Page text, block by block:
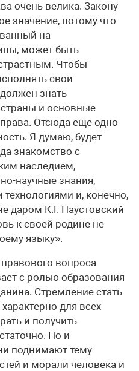
очень велика. Закону
значение, потому что
на
может быть
Чтобы
свои
знать
страны и основные
Отсюда еще одно
Я думаю, будет
знакомство с
наследием,
научные знания,
и, конечно,
даром К.Г. Паустовский
к своей родине не
языку».
вопроса
с ролью образования
Стремление стать
для всех
и получить
Но и
поднимают тему
и морали человека и